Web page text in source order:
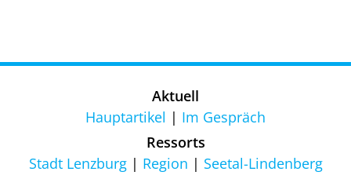
Aktuell
Hauptartikel
Im Gespräch
Ressorts
Stadt Lenzburg
Region
Seetal-Lindenberg